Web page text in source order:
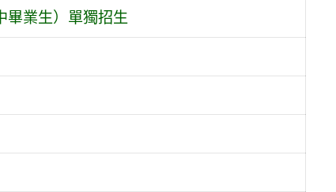
畢業生）單獨招生